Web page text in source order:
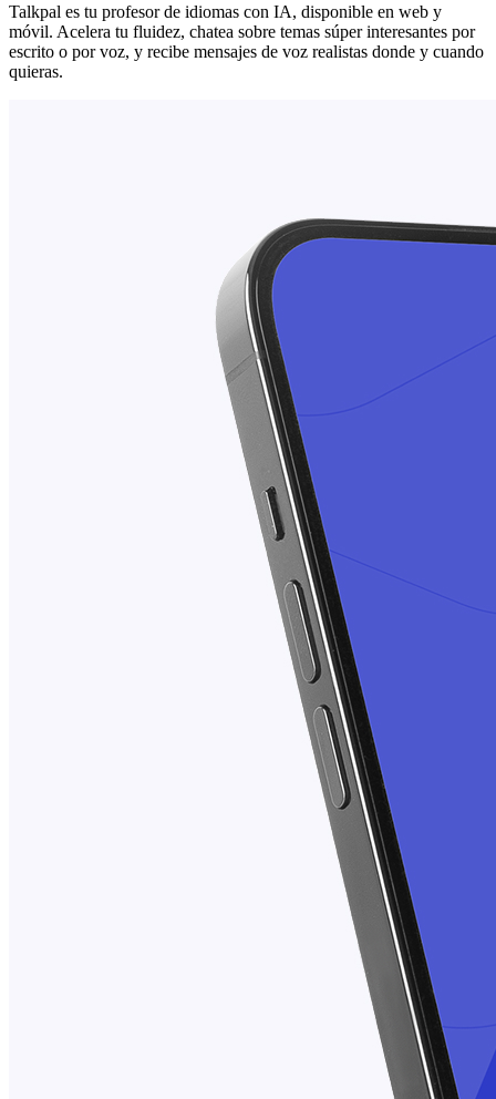
Talkpal es tu profesor de idiomas con IA, disponible en web y
móvil. Acelera tu fluidez, chatea sobre temas súper interesantes por
escrito o por voz, y recibe mensajes de voz realistas donde y cuando
quieras.